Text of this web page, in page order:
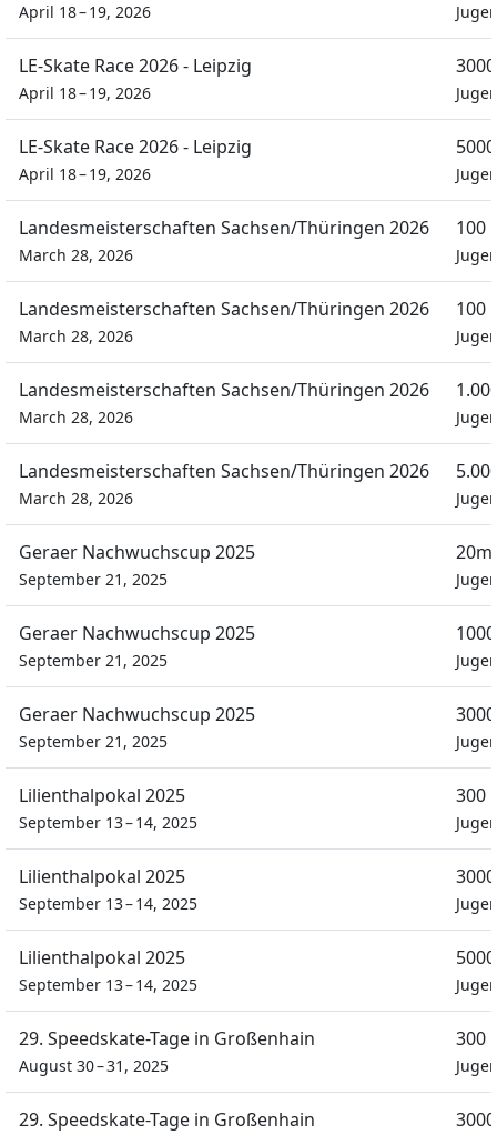
April 18 – 19, 2026
LE-Skate Race 2026 - Leipzig
April 18 – 19, 2026
LE-Skate Race 2026 - Leipzig
April 18 – 19, 2026
Landesmeisterschaften Sachsen/Thüringen 2026
March 28, 2026
100
Landesmeisterschaften Sachsen/Thüringen 2026
March 28, 2026
100
Landesmeisterschaften Sachsen/Thüringen 2026
March 28, 2026
Landesmeisterschaften Sachsen/Thüringen 2026
March 28, 2026
Geraer Nachwuchscup 2025
September 21, 2025
Geraer Nachwuchscup 2025
September 21, 2025
Geraer Nachwuchscup 2025
September 21, 2025
Lilienthalpokal 2025
September 13 – 14, 2025
300
Lilienthalpokal 2025
September 13 – 14, 2025
Lilienthalpokal 2025
September 13 – 14, 2025
29. Speedskate-Tage in Großenhain
August 30 – 31, 2025
300
29. Speedskate-Tage in Großenhain